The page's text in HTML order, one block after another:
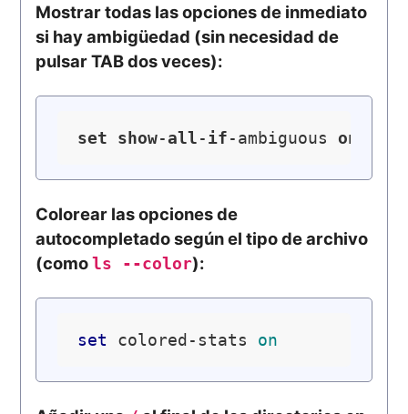
Mostrar todas las opciones de inmediato
si hay ambigüedad (sin necesidad de
pulsar TAB dos veces):
set show-all-if-ambiguous on
Colorear las opciones de
autocompletado según el tipo de archivo
(comols --color):
set colored-stats on